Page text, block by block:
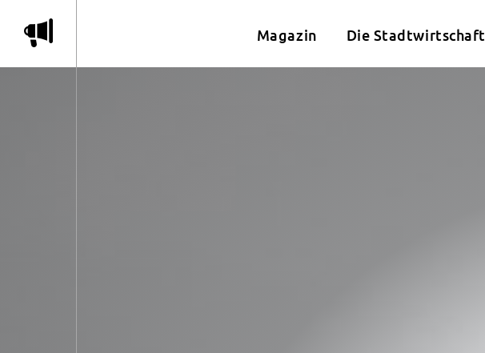
m Magazin Die Stadtwirtschaft